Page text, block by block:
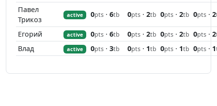
Павел
Трикоз
active 0pts · 6tb 0pts · 2tb 0pts · 2tb 0pts · 2
Егорий active 0pts · 6tb 0pts · 2tb 0pts · 2tb 0pts · 2
Влад active 0pts · 3tb 0pts · 1tb 0pts · 1tb 0pts · 1